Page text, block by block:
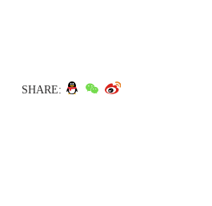
SHARE: